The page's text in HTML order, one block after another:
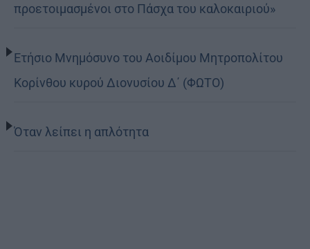
προετοιμασμένοι στο Πάσχα του καλοκαιριού»
Ετήσιο Μνημόσυνο του Αοιδίμου Μητροπολίτου
Κορίνθου κυρού Διονυσίου Δ΄ (ΦΩΤΟ)
Όταν λείπει η απλότητα